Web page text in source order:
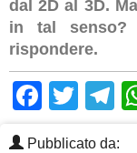
dal 2D al 3D.
in tal senso?
rispondere.
Pubblicato da: